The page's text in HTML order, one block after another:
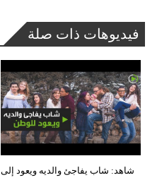
فيديوهات ذات صلة
شاهد: شاب يفاجئ والديه ويعود إلى